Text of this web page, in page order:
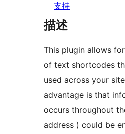
支持
描述
This plugin allows
of text shortcodes
used across your
advantage is that
occurs throughout
address ) could be